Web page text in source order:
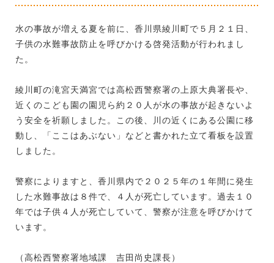
水の事故が増える夏を前に、香川県綾川町で５月２１日、
子供の水難事故防止を呼びかける啓発活動が行われまし
た。
綾川町の滝宮天満宮では高松西警察署の上原大典署長や、
近くのこども園の園児ら約２０人が水の事故が起きないよ
う安全を祈願しました。この後、川の近くにある公園に移
動し、「ここはあぶない」などと書かれた立て看板を設置
しました。
警察によりますと、香川県内で２０２５年の１年間に発生
した水難事故は８件で、４人が死亡しています。過去１０
年では子供４人が死亡していて、警察が注意を呼びかけて
います。
（高松西警察署地域課 吉田尚史課長）